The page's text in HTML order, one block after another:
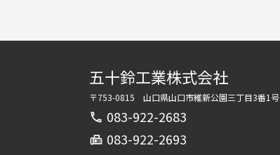
五十鈴工業株式会社
〒753-0815 山口県山口市維新公園三丁目3番1号
call 083-922-2683
fax 083-922-2693